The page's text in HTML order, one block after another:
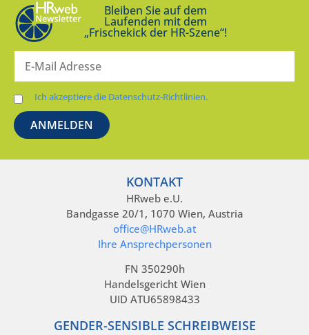
Bleiben Sie auf dem
Laufenden mit dem
„Frischekick der HR-Szene“!
Ich akzeptiere die Datenschutz-Richtlinien.
KONTAKT
HRweb e.U.
Bandgasse 20/1, 1070 Wien, Austria
office@HRweb.at
Ihre Ansprechpersonen
FN 350290h
Handelsgericht Wien
UID ATU65898433
GENDER-SENSIBLE SCHREIBWEISE